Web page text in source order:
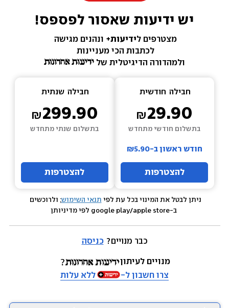
יש ידיעות שאסור לפספס!
מצטרפים לידיעות+ ונהנים מגישה
לכתבות הכי מעניינות
ולמהדורה הדיגיטלית של
חבילה חודשית
29.90
בתשלום חודשי מתחדש
חודש ראשון ב-₪5.90
להצטרפות
חבילה שנתית
299.90
בתשלום שנתי מתחדש
להצטרפות
ניתן לבטל את המינוי בכל עת לפי תנאי השימוש; ולרוכשים
כבר מנויים? כניסה
מנויים לעיתון
צרו חשבון ל-
ללא עלות